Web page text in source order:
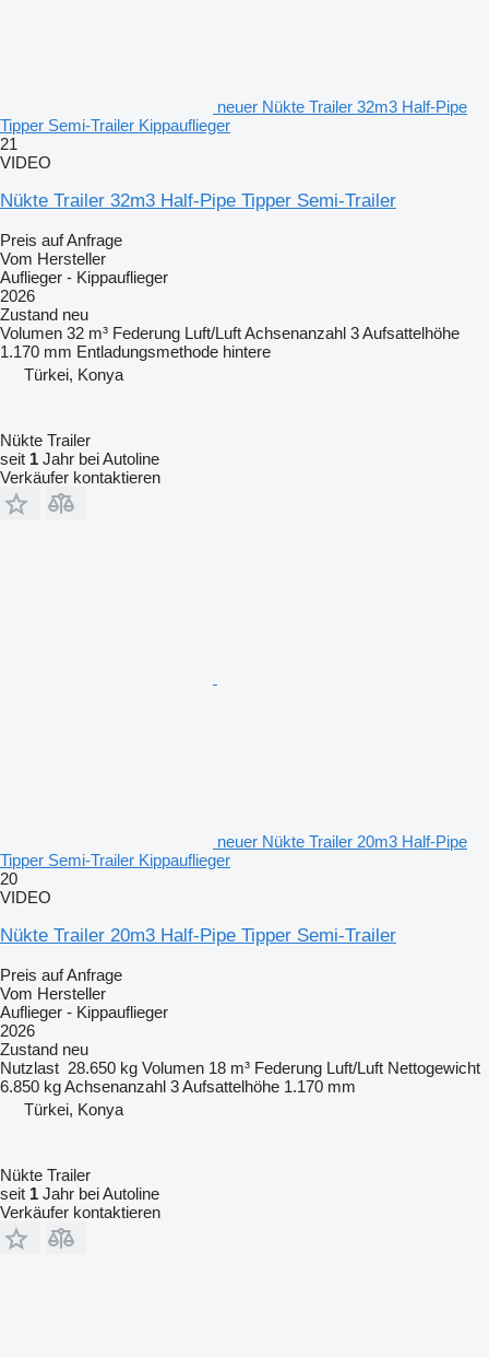
neuer Nükte Trailer 32m3 Half-Pipe
Tipper Semi-Trailer Kippauflieger
21
VIDEO
Nükte Trailer 32m3 Half-Pipe Tipper Semi-Trailer
Preis auf Anfrage
Vom Hersteller
Auflieger - Kippauflieger
2026
Zustand neu
Volumen 32 m³ Federung Luft/LuftAchsenanzahl 3Aufsattelhöhe
1.170 mm Entladungsmethode hintere
Türkei, Konya
Nükte Trailer
seit 1 Jahr bei Autoline
Verkäufer kontaktieren
neuer Nükte Trailer 20m3 Half-Pipe
Tipper Semi-Trailer Kippauflieger
20
VIDEO
Nükte Trailer 20m3 Half-Pipe Tipper Semi-Trailer
Preis auf Anfrage
Vom Hersteller
Auflieger - Kippauflieger
2026
Zustand neu
Nutzlast 28.650 kg Volumen 18 m³ Federung Luft/Luft Nettogewicht
6.850 kgAchsenanzahl 3Aufsattelhöhe 1.170 mm
Türkei, Konya
Nükte Trailer
seit 1 Jahr bei Autoline
Verkäufer kontaktieren